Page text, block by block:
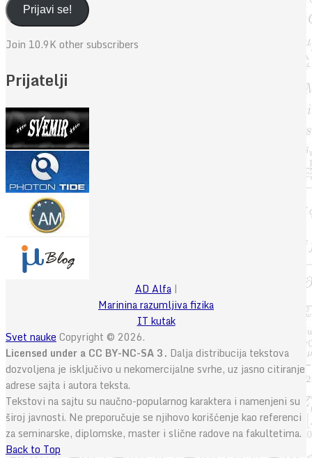
adresaPrijavi se!
Join 10.9K other subscribers
Prijatelji
AD Alfa|
Marinina razumljiva fizika
IT kutak
Svet nauke Copyright © 2026.
Licensed under a CC BY-NC-SA 3. Dalja distribucija tekstova
dozvoljena je isključivo u nekomercijalne svrhe, uz jasno citiranje
adrese sajta i autora teksta.
Tekstovi na sajtu su naučno-popularnog karaktera i namenjeni su
široj javnosti. Ne preporučuje se njihovo korišćenje kao referenci
za seminarske, diplomske, master i slične radove na fakultetima.
Back to Top